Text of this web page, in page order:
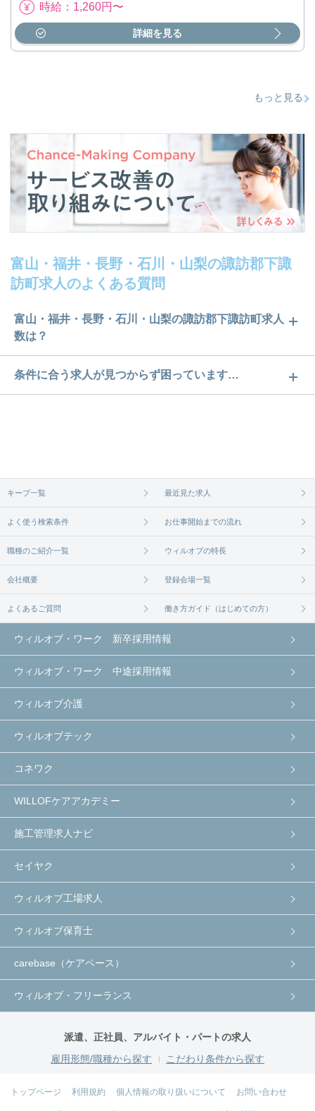
時給：1,260円〜
詳細を見る
もっと見る
富山・福井・長野・石川・山梨の諏訪郡下諏
訪町求人のよくある質問
富山・福井・長野・石川・山梨の諏訪郡下諏訪町求人
数は？
富山・福井・長野・石川・山梨の諏訪郡下諏訪町求
人数は3件です。どのような求人があるかぜひチェッ
条件に合う求人が見つからず困っています…
無料相談の登録はコチラから
キープ一覧 最近見た求人
よく使う検索条件 お仕事開始までの流れ
職種のご紹介一覧 ウィルオブの特長
会社概要 登録会場一覧
よくあるご質問 働き方ガイド（はじめての方）
ウィルオブ・ワーク 新卒採用情報
ウィルオブ・ワーク 中途採用情報
ウィルオブ介護
ウィルオブテック
コネワク
WILLOFケアアカデミー
施工管理求人ナビ
セイヤク
ウィルオブ工場求人
ウィルオブ保育士
carebase（ケアベース）
ウィルオブ・フリーランス
派遣、正社員、アルバイト・パートの求人
雇用形態/職種から探す
こだわり条件から探す
トップページ 利用規約 個人情報の取り扱いについて お問い合わせ